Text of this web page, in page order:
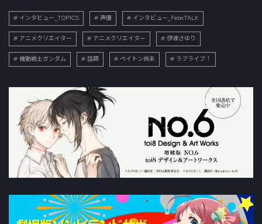
インタビュー_TOPICS 声優 インタビュー_FebriTALK
アニメクリエイター アニメクリエイター 伊達さゆり
機動戦士ガンダム 話題 ペイトン尚未 ラブライブ！